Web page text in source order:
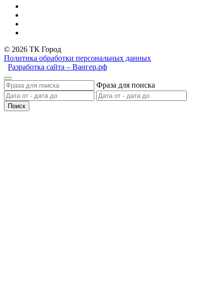
© 2026 ТК Город
Политика обработки персональных данных
Разработка сайта – Вангер.рф
Фраза для поиска
Поиск